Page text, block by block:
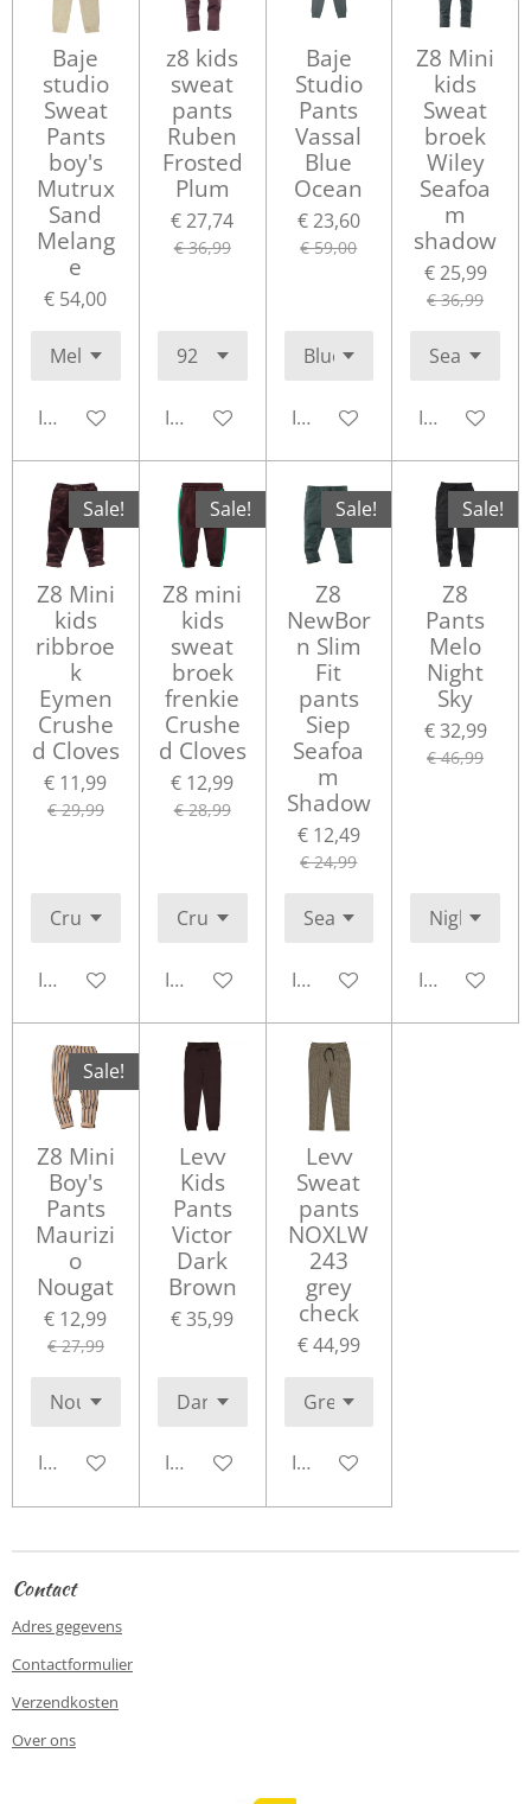
Baje
studio
Sweat
Pants
boy's
Mutrux
Sand
Melang
e
€ 54,00
In winkelwagen
z8 kids
sweat
pants
Ruben
Frosted
Plum
€ 27,74
€ 36,99
In winkelwagen
Baje
Studio
Pants
Vassal
Blue
Ocean
€ 23,60
€ 59,00
In winkelwagen
Z8 Mini
kids
Sweat
broek
Wiley
Seafoa
m
shadow
€ 25,99
€ 36,99
In
Sale!
Z8 Mini
kids
ribbroe
k
Eymen
Crushe
d Cloves
€ 11,99
€ 29,99
In winkelwagen
Sale!
Z8 mini
kids
sweat
broek
frenkie
Crushe
d Cloves
€ 12,99
€ 28,99
In winkelwagen
Sale!
Z8
NewBor
n Slim
Fit
pants
Siep
Seafoa
m
Shadow
€ 12,49
€ 24,99
In winkelwagen
Sale!
Z8
Pants
Melo
Night
Sky
€ 32,99
€ 46,99
In
Sale!
Z8 Mini
Boy's
Pants
Maurizi
o
Nougat
€ 12,99
€ 27,99
In winkelwagen
Levv
Kids
Pants
Victor
Dark
Brown
€ 35,99
In winkelwagen
Levv
Sweat
pants
NOXLW
243
grey
check
€ 44,99
In winkelwagen
Contact
Adres gegevens
Contactformulier
Verzendkosten
Over ons